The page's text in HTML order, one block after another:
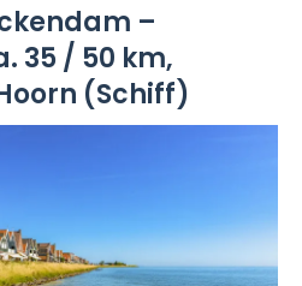
–
35 / 50 km,
(Schiff)